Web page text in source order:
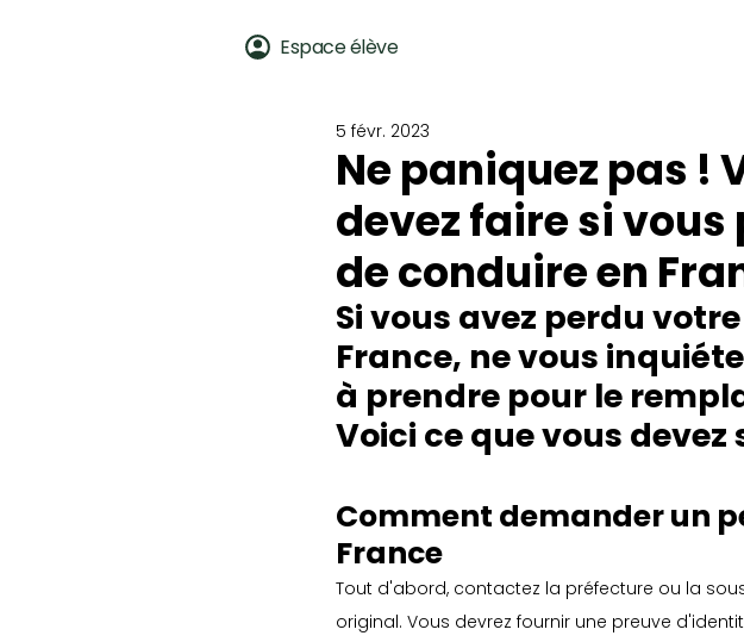
Espace élève
Ne paniquez pas !
devez faire si
de conduire en
5 févr. 2023
Si vous avez perdu
France, ne vous
à prendre pour le
Voici ce que vous devez
Comment demander un
France
Tout d'abord, contactez la préfecture ou la
original. Vous devrez fournir une preuve